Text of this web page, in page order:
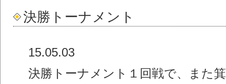
決勝トーナメント
15.05.03
決勝トーナメント１回戦で、また